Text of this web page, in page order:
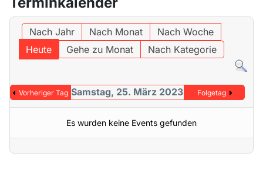
Nach Jahr Nach Monat
Nach Woche
Heute
Gehe zu Monat Nach Kategorie
Vorheriger Tag Samstag, 25. März 2023 Folgetag
Es wurden keine Events gefunden